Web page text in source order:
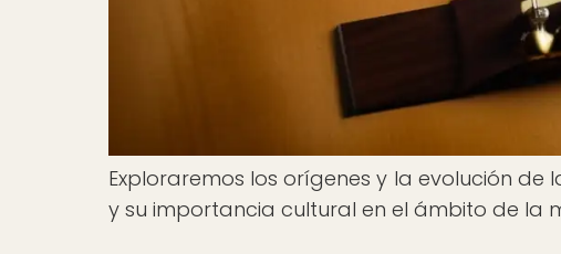
Exploraremos los orígenes y la evolución
y su importancia cultural en el ámbito de la